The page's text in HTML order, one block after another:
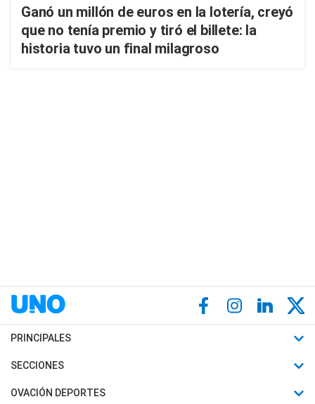
Ganó un millón de euros en la lotería, creyó
que no tenía premio y tiró el billete: la
historia tuvo un final milagroso
PRINCIPALES
Últimas Noticias
Política
SECCIONES
Horóscopo
OVACIÓN DEPORTES